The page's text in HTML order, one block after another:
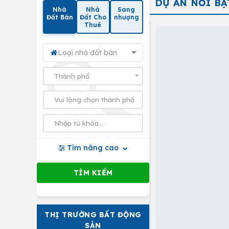
Nhà
Đất Bán
Nhà
Đất Cho
Thuê
Sang
nhượng
Loại nhà đất bán
Tìm nâng cao
THỊ TRƯỜNG BẤT ĐỘNG
SẢN
DỰ ÁN NỔI